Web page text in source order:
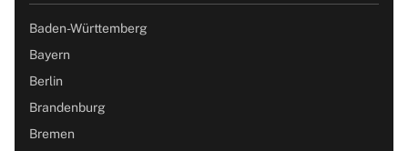
Baden-Württemberg
Bayern
Berlin
Brandenburg
Bremen